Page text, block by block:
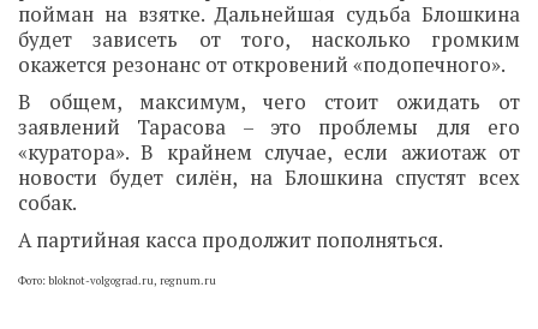
пойман на взятке. Дальнейшая судьба Блошкина
будет зависеть от того, насколько громким
окажется резонанс от откровений «подопечного».
В общем, максимум, чего стоит ожидать от
заявлений Тарасова – это проблемы для его
«куратора». В крайнем случае, если ажиотаж от
новости будет силён, на Блошкина спустят всех
собак.
А партийная касса продолжит пополняться.
Фото: bloknot-volgograd.ru, regnum.ru